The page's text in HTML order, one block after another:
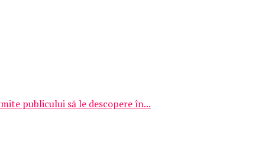
publicului să le descopere în...